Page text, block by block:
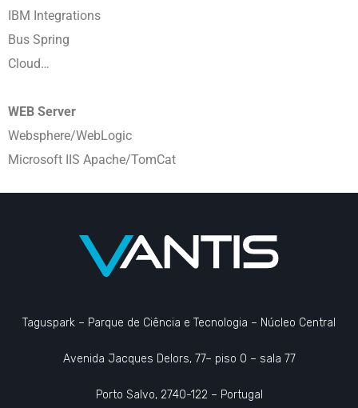
IBM Integrations
Bus Spring
Cloud…
WEB Server
Websphere/WebLogic
Microsoft IIS Apache/TomCat
Taguspark – Parque de Ciência e Tecnologia – Núcleo Central
Avenida Jacques Delors, 77– piso 0 – sala 77
Porto Salvo, 2740-122 – Portugal